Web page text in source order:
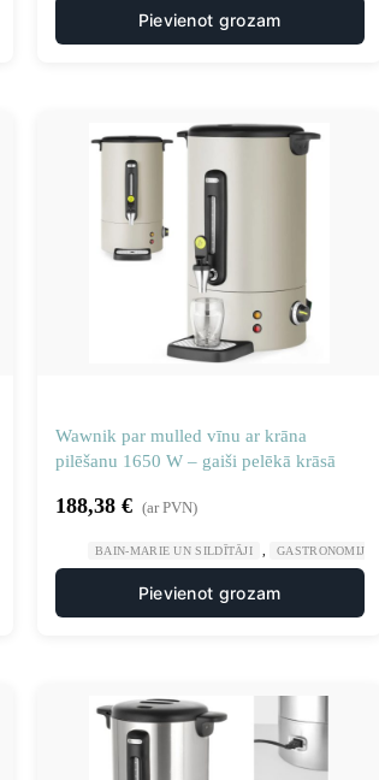
Pievienot grozam
PLĪTIS UN DZĒRIENU UZPILDES IEKĀRTAS
Wawnik par mulled vīnu ar krāna
pilēšanu 1650 W – gaiši pelēkā krāsā
188,38 € (ar PVN)
BAIN-MARIE UN SILDĪTĀJI GASTRONOMIJA
Pievienot grozam